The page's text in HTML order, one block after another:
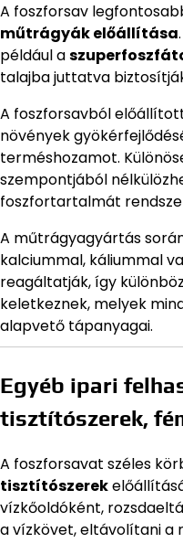
A foszforsav
műtrágyák előállítása
például a
talajba juttatva
A foszforsavból
növények
terméshozamot.
szempontjából
foszfortartalmát
A műtrágyagyártás
kalciummal, káliummal
reagáltatják, így
keletkeznek, melyek
alapvető tápanyagai.
Egyéb ipari
tisztítószerek,
A foszforsavat széles
tisztítószerek
vízkőoldóként,
a vízkövet, eltávolítani a